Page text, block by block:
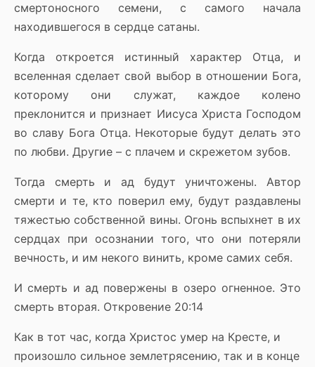
смертоносного семени, с самого начала
находившегося в сердце сатаны.
Когда откроется истинный характер Отца, и
вселенная сделает свой выбор в отношении Бога,
которому они служат, каждое колено
преклонится и признает Иисуса Христа Господом
во славу Бога Отца. Некоторые будут делать это
по любви. Другие – с плачем и скрежетом зубов.
Тогда смерть и ад будут уничтожены. Автор
смерти и те, кто поверил ему, будут раздавлены
тяжестью собственной вины. Огонь вспыхнет в их
сердцах при осознании того, что они потеряли
вечность, и им некого винить, кроме самих себя.
И смерть и ад повержены в озеро огненное. Это
смерть вторая. Откровение 20:14
Как в тот час, когда Христос умер на Кресте, и
произошло сильное землетрясению, так и в конце